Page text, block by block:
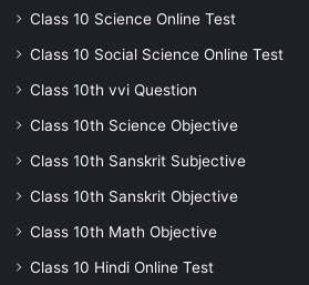
Class 10 Science Online Test
Class 10 Social Science Online Test
Class 10th vvi Question
Class 10th Science Objective
Class 10th Sanskrit Subjective
Class 10th Sanskrit Objective
Class 10th Math Objective
Class 10 Hindi Online Test